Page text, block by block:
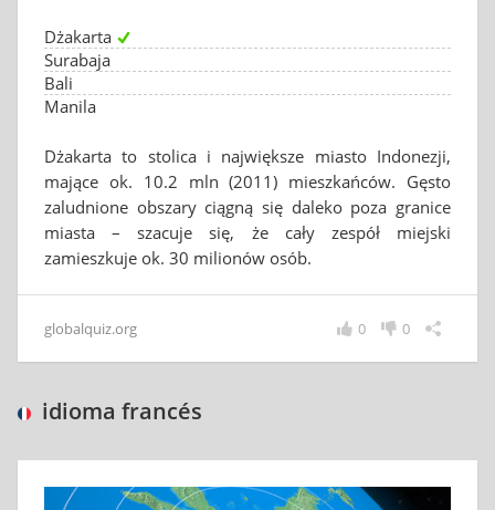
Dżakarta
Surabaja
Bali
Manila
Dżakarta to stolica i największe miasto Indonezji,
mające ok. 10.2 mln (2011) mieszkańców. Gęsto
zaludnione obszary ciągną się daleko poza granice
miasta – szacuje się, że cały zespół miejski
zamieszkuje ok. 30 milionów osób.
globalquiz.org 0
0
idioma francés